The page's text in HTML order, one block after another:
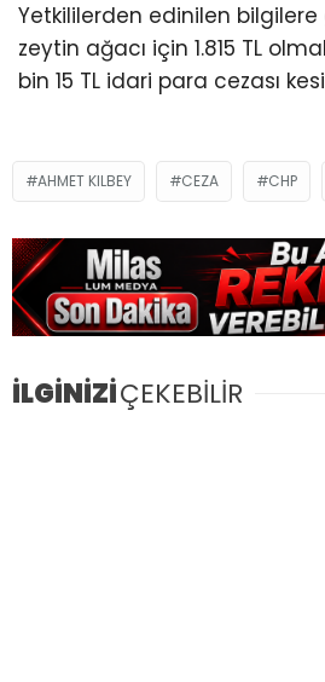
Yetkililerden edinilen bilgilere
zeytin ağacı için 1.815 TL
bin 15 TL idari para cezası
AHMET KILBEY CEZA CHP
İLGİNİZİÇEKEBİLİR